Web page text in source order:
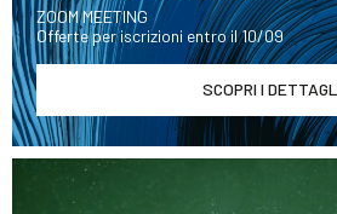
ZOOM MEETING
Offerte per iscrizioni entro il 10/09
SCOPRI I